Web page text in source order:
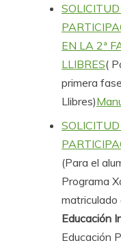
EN LA 2ª
LLIBRES(
primera
Llibres)
(Para el
Programa
Educación
Educación